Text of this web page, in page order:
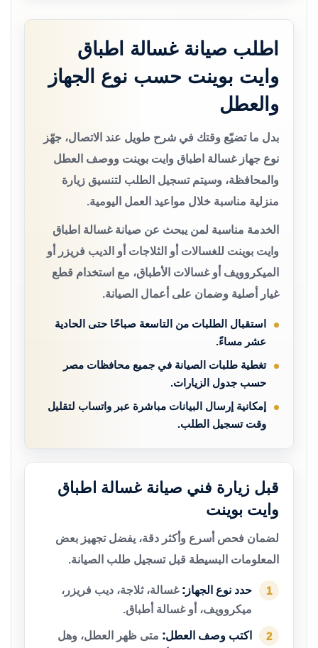
اطلب صيانة غسالة اطباق
وايت بوينت حسب نوع الجهاز
والعطل
بدل ما تضيّع وقتك في شرح طويل عند الاتصال، جهّز
نوع جهاز غسالة اطباق وايت بوينت ووصف العطل
والمحافظة، وسيتم تسجيل الطلب لتنسيق زيارة
منزلية مناسبة خلال مواعيد العمل اليومية.
الخدمة مناسبة لمن يبحث عن صيانة غسالة اطباق
وايت بوينت للغسالات أو الثلاجات أو الديب فريزر أو
الميكروويف أو غسالات الأطباق، مع استخدام قطع
غيار أصلية وضمان على أعمال الصيانة.
استقبال الطلبات من التاسعة صباحًا حتى الحادية
عشر مساءً.
تغطية طلبات الصيانة في جميع محافظات مصر
حسب جدول الزيارات.
إمكانية إرسال البيانات مباشرة عبر واتساب لتقليل
وقت تسجيل الطلب.
قبل زيارة فني صيانة غسالة اطباق
وايت بوينت
لضمان فحص أسرع وأكثر دقة، يفضل تجهيز بعض
المعلومات البسيطة قبل تسجيل طلب الصيانة.
1 حدد نوع الجهاز: غسالة، ثلاجة، ديب فريزر،
ميكروويف، أو غسالة أطباق.
2 اكتب وصف العطل: متى ظهر العطل، وهل